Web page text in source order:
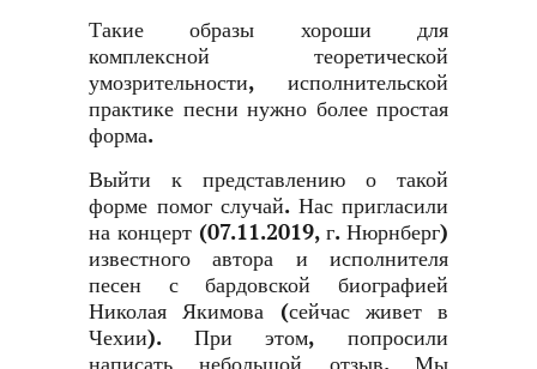
Такие образы хороши для
комплексной теоретической
умозрительности, исполнительской
практике песни нужно более простая
форма.
Выйти к представлению о такой
форме помог случай. Нас пригласили
на концерт (07.11.2019, г. Нюрнберг)
известного автора и исполнителя
песен с бардовской биографией
Николая Якимова (сейчас живет в
Чехии). При этом, попросили